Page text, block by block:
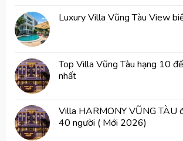
Luxury Villa Vũng Tàu View
Top Villa Vũng Tàu hạng 10
nhất
Villa HARMONY VŨNG TÀU
40 người ( Mới 2026)